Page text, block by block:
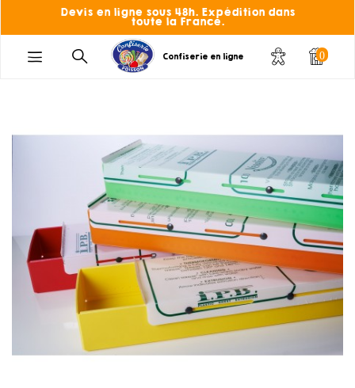
Devis en ligne sous 48h. Expédition dans
toute la France.
Confiserie en ligne 0